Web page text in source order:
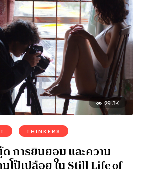
29.3K
THINKERS
การยินยอม และความ
โป๊เปลือย ใน Still Life of